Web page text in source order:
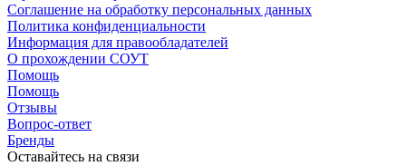
Соглашение на обработку персональных данных
Политика конфиденциальности
Информация для правообладателей
О прохождении СОУТ
Помощь
Помощь
Отзывы
Вопрос-ответ
Бренды
Оставайтесь на связи